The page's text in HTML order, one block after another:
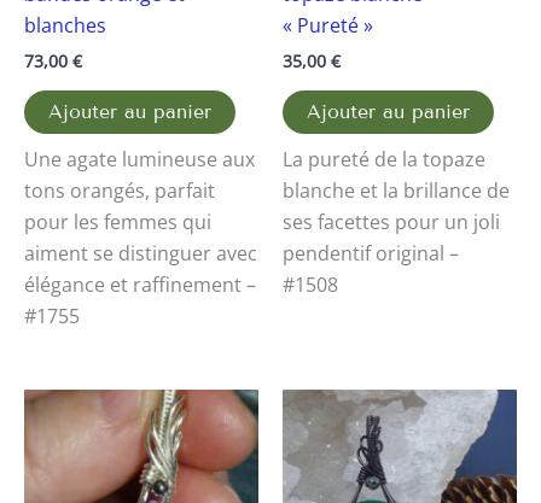
blanches
73,00 €
Ajouter au panier
Une agate lumineuse aux
tons orangés, parfait
pour les femmes qui
aiment se distinguer avec
élégance et raffinement –
#1755
« Pureté »
35,00 €
Ajouter au panier
La pureté de la topaze
blanche et la brillance de
ses facettes pour un joli
pendentif original –
#1508